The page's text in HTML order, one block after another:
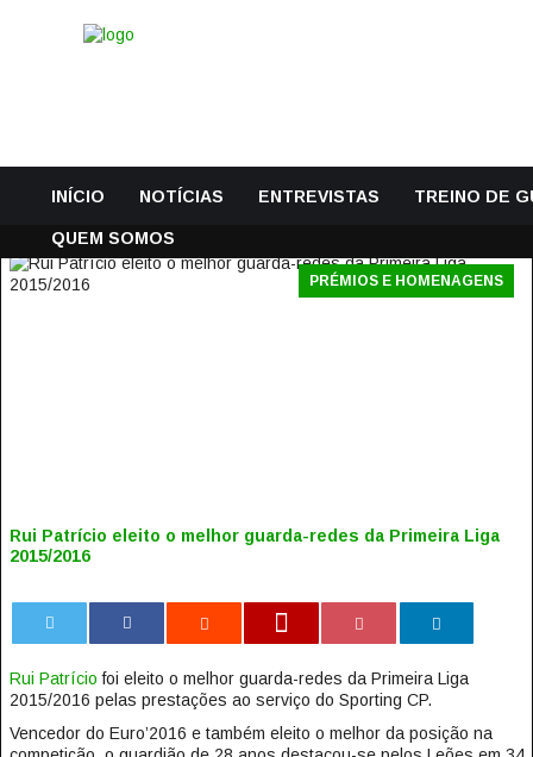
INÍCIO NOTÍCIAS ENTREVISTAS TREINO DE
QUEM SOMOS
PRÉMIOS E HOMENAGENS
Rui Patrício eleito o melhor guarda-redes da Primeira Liga
2015/2016
Rui Patrício foi eleito o melhor guarda-redes da Primeira Liga
2015/2016 pelas prestações ao serviço do Sporting CP.
Vencedor do Euro’2016 e também eleito o melhor da posição na